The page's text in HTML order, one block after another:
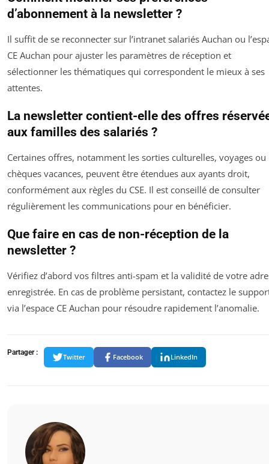
d’abonnement à la newsletter ?
Il suffit de se reconnecter sur l’intranet salariés Auchan ou
CE Auchan pour ajuster les paramètres de réception et
sélectionner les thématiques qui correspondent le mieux à ses
attentes.
La newsletter contient-elle des offres
aux familles des salariés ?
Certaines offres, notamment les sorties culturelles, voyages ou
chèques vacances, peuvent être étendues aux ayants droit,
conformément aux règles du CSE. Il est conseillé de consulter
régulièrement les communications pour en bénéficier.
Que faire en cas de non-réception de la
newsletter ?
Vérifiez d’abord vos filtres anti-spam et la validité de votre
enregistrée. En cas de problème persistant, contactez le
via l’espace CE Auchan pour résoudre rapidement l’anomalie.
Partager :
Twitter Facebook LinkedIn